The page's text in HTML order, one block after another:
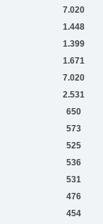
7.020
1.448
1.399
1.671
7.020
2.531
650
573
525
536
531
476
454